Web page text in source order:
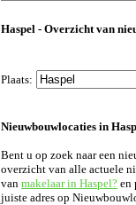
Haspel - Overzicht van
Plaats:
Nieuwbouwlocaties in
Bent u op zoek naar een
overzicht van alle actuele
van makelaar in Haspel? en
juiste adres op